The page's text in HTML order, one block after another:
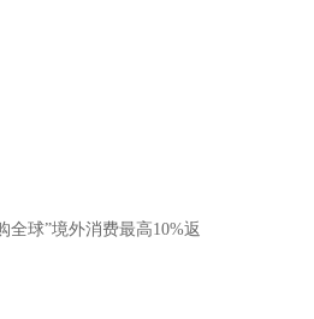
球”境外消费最高10%返